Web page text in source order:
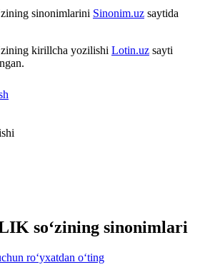
sinonimlarini Sinonim.uz saytida
kirillcha yozilishi Lotin.uz sayti
so‘zining sinonimlari
ro‘yxatdan o‘ting